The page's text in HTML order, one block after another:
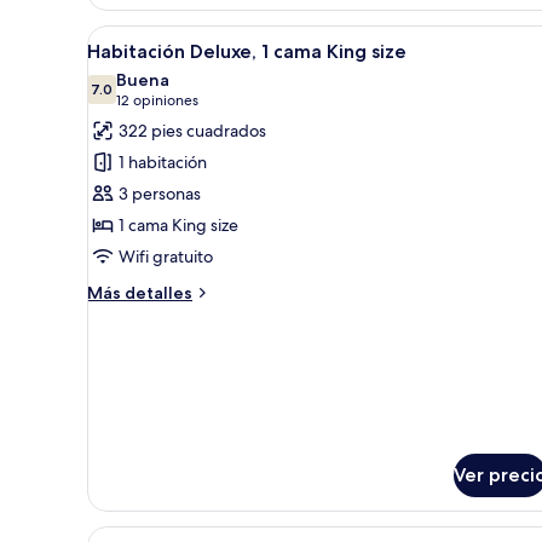
Deluxe,
2
camas
Queen
size
Abrir
todas
las
fotos
de
Habitación
Deluxe,
1
cama
King
Habitación de hotel con una
8
Habitación Deluxe, 1 cama King size
7.07.0 de 10
Buena
12 opiniones
(12
opiniones)
322 pies cuadrados
1 habitación
3 personas
1 cama King size
Wifi gratuito
Más detalles
Más
Ver
Caja de seguridad en la